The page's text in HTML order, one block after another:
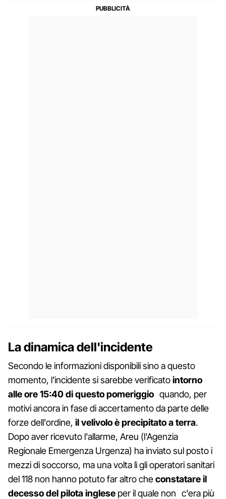
La dinamica dell'incidente
Secondo le informazioni disponibili sino a questo
momento, l'incidente si sarebbe verificatointorno
alle ore 15:40 di questo pomeriggio quando, per
motivi ancora in fase di accertamento da parte delle
forze dell'ordine, il velivolo è precipitato a terra.
Dopo aver ricevuto l'allarme, Areu (l'Agenzia
Regionale Emergenza Urgenza) ha inviato sul posto i
mezzi di soccorso, ma una volta lì gli operatori sanitari
del 118 non hanno potuto far altro checonstatare il
decesso del pilota inglese per il quale non c'era più